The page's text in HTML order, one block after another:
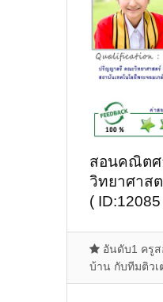
สอนคณิตศ
วิทยาศาส
( ID:12085
อันดับ1 ครูส
บ้าน กับทีมติว